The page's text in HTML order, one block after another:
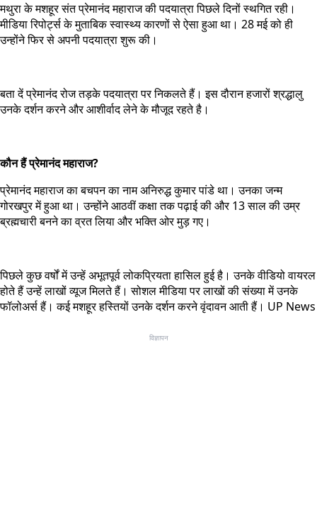
मथुरा के मशहूर संत प्रेमानंद महाराज की पदयात्रा पिछले दिनों स्थगित रही।
मीडिया रिपोर्ट्स के मुताबिक स्वास्थ्य कारणों से ऐसा हुआ था। 28 मई को ही
उन्होंने फिर से अपनी पदयात्रा शुरू की।
बता दें प्रेमानंद रोज तड़के पदयात्रा पर निकलते हैं। इस दौरान हजारों श्रद्धालु
उनके दर्शन करने और आशीर्वाद लेने के मौजूद रहते है।
कौन हैं प्रेमानंद महाराज?
प्रेमानंद महाराज का बचपन का नाम अनिरुद्ध कुमार पांडे था। उनका जन्म
गोरखपुर में हुआ था। उन्होंने आठवीं कक्षा तक पढ़ाई की और 13 साल की उम्र
ब्रह्मचारी बनने का व्रत लिया और भक्ति ओर मुड़ गए।
पिछले कुछ वर्षों में उन्हें अभूतपूर्व लोकप्रियता हासिल हुई है। उनके वीडियो वायरल
होते हैं उन्हें लाखों व्यूज मिलते हैं। सोशल मीडिया पर लाखों की संख्या में उनके
फॉलोअर्स हैं। कई मशहूर हस्तियों उनके दर्शन करने वृंदावन आती हैं। UP News
विज्ञापन